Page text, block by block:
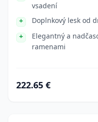
vsadení
Doplnkový lesk od
Elegantný a
ramenami
222.65 €